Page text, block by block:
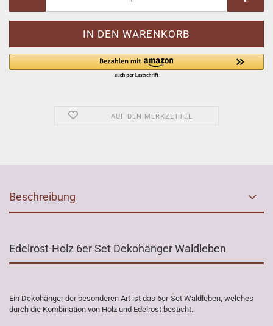
AUF DEN MERKZETTEL
Beschreibung
Edelrost-Holz 6er Set Dekohänger Waldleben
Ein Dekohänger der besonderen Art ist das 6er-Set Waldleben, welches
durch die Kombination von Holz und Edelrost besticht.